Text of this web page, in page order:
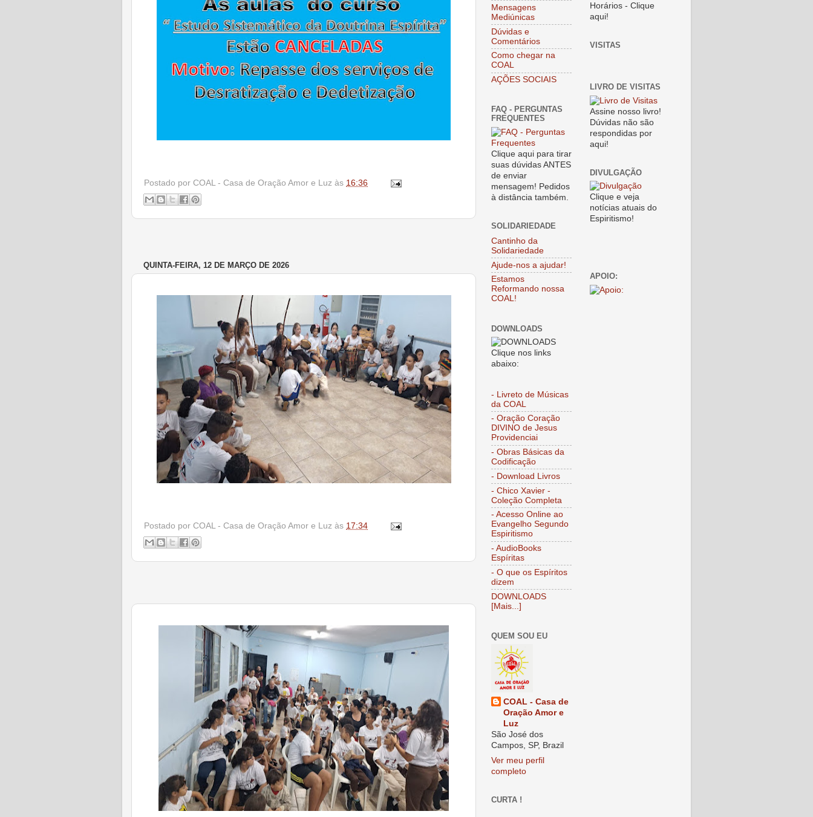
Postado por COAL - Casa de Oração Amor e Luz às 16:36
QUINTA-FEIRA, 12 DE MARÇO DE 2026
Postado por COAL - Casa de Oração Amor e Luz às 17:34
Mensagens
Mediúnicas
Dúvidas e
Comentários
Como chegar na
COAL
AÇÕES SOCIAIS
FAQ - PERGUNTAS
FREQUENTES
Clique aqui para tirar
suas dúvidas ANTES
de enviar
mensagem! Pedidos
à distância também.
SOLIDARIEDADE
Cantinho da
Solidariedade
Ajude-nos a ajudar!
Estamos
Reformando nossa
COAL!
DOWNLOADS
Clique nos links
abaixo:
- Livreto de Músicas
da COAL
- Oração Coração
DIVINO de Jesus
Providenciai
- Obras Básicas da
Codificação
- Download Livros
- Chico Xavier -
Coleção Completa
- Acesso Online ao
Evangelho Segundo
Espiritismo
- AudioBooks
Espíritas
- O que os Espíritos
dizem
DOWNLOADS
[Mais...]
QUEM SOU EU
COAL - Casa de
Oração Amor e
Luz
São José dos
Campos, SP, Brazil
Ver meu perfil
completo
CURTA !
Horários - Clique
aqui!
VISITAS
LIVRO DE VISITAS
Assine nosso livro!
Dúvidas não são
respondidas por
aqui!
DIVULGAÇÃO
Clique e veja
notícias atuais do
Espiritismo!
APOIO: